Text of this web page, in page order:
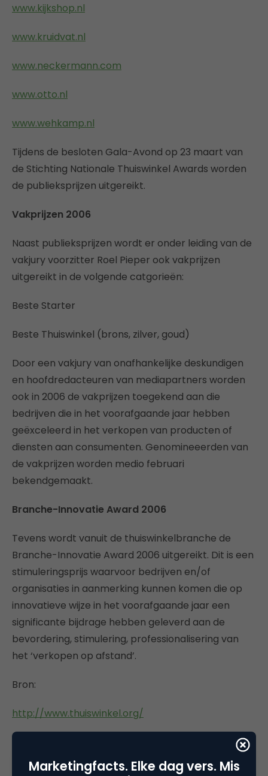
www.kijkshop.nl
www.kruidvat.nl
www.neckermann.com
www.otto.nl
www.wehkamp.nl
Tijdens de besloten Gala-Avond op 23 maart van
de Stichting Nationale Thuiswinkel Awards worden
de publieksprijzen uitgereikt.
Vakprijzen 2006
Naast publieksprijzen wordt er onder leiding van de
vakjury voorzitter Roel Pieper ook vakprijzen
uitgereikt in de volgende catgorieën:
Beste Starter
Beste Thuiswinkel (brons, zilver, goud)
Door een vakjury van onafhankelijke deskundigen
en hoofdredacteuren van mediapartners worden
ook in 2006 de vakprijzen toegekend aan die
bedrijven die in het voorafgaande jaar hebben
geëxceleerd in het verkopen van producten of
diensten aan consumenten. Genomineeerden van
de vakprijzen worden medio februari
bekendgemaakt.
Branche-Innovatie Award 2006
Tevens wordt vanuit de thuiswinkelbranche de
Branche-Innovatie Award 2006 uitgereikt. Dit is een
stimuleringsprijs waarvoor bedrijven en/of
organisaties in aanmerking kunnen komen die op
innovatieve wijze in het voorafgaande jaar een
significante bijdrage hebben geleverd aan de
bevordering, stimulering, professionalisering van
het ‘verkopen op afstand’.
Bron:
http://www.thuiswinkel.org/
Marketingfacts. Elke dag vers. Mis